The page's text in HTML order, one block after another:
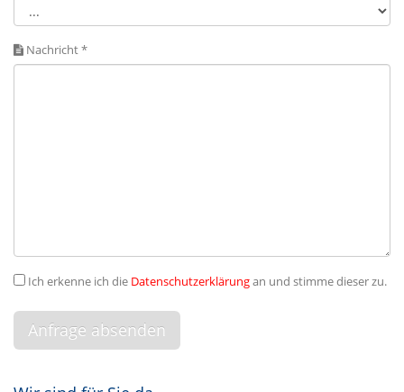
Nachricht *
Ich erkenne ich die Datenschutzerklärungan und stimme dieser zu.